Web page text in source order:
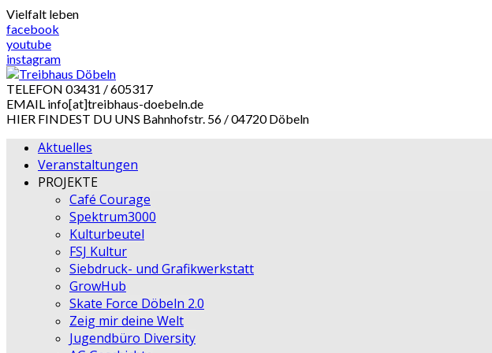
Skip
to
content
Vielfalt leben
facebook
youtube
instagram
TELEFON 03431 / 605317
EMAIL info[at]treibhaus-doebeln.de
HIER FINDEST DU UNS Bahnhofstr. 56 / 04720 Döbeln
Aktuelles
Veranstaltungen
PROJEKTE
Café Courage
Spektrum3000
Kulturbeutel
FSJ Kultur
Siebdruck- und Grafikwerkstatt
GrowHub
Skate Force Döbeln 2.0
Zeig mir deine Welt
Jugendbüro Diversity